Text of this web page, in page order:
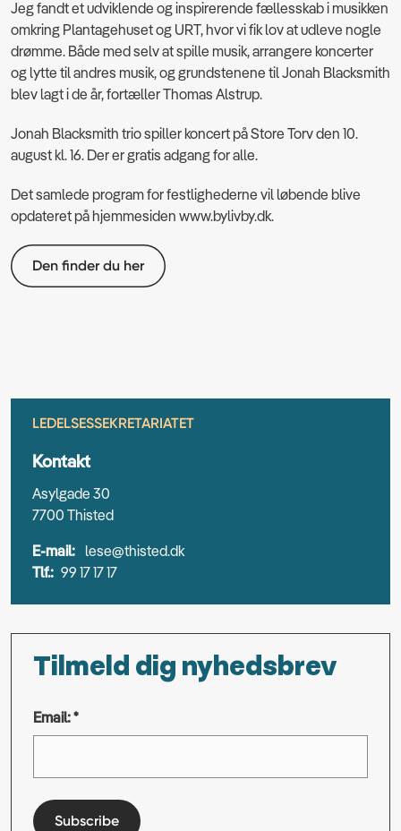
Jeg fandt et udviklende og inspirerende fællesskab i musikken
omkring Plantagehuset og URT, hvor vi fik lov at udleve nogle
drømme. Både med selv at spille musik, arrangere koncerter
og lytte til andres musik, og grundstenene til Jonah Blacksmith
blev lagt i de år, fortæller Thomas Alstrup.
Jonah Blacksmith trio spiller koncert på Store Torv den 10.
august kl. 16. Der er gratis adgang for alle.
Det samlede program for festlighederne vil løbende blive
opdateret på hjemmesiden www.bylivby.dk.
Den finder du her
LEDELSESSEKRETARIATET
Kontakt
Asylgade 30
7700 Thisted
E-mail: lese@thisted.dk
Tlf.: 99 17 17 17
Tilmeld dig nyhedsbrev
Email: *
Subscribe